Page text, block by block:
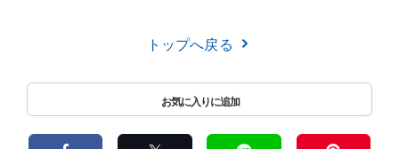
トップへ戻る